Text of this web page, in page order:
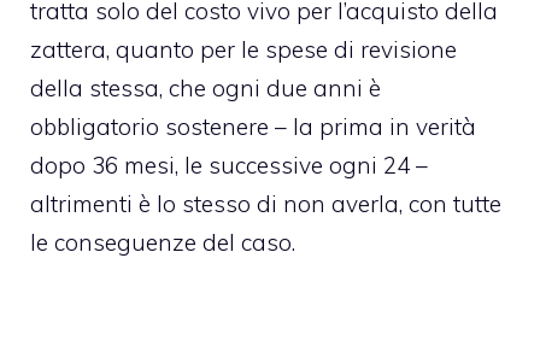
tratta solo del costo vivo per l’acquisto della
zattera, quanto per le spese di revisione
della stessa, che ogni due anni è
obbligatorio sostenere – la prima in verità
dopo 36 mesi, le successive ogni 24 –
altrimenti è lo stesso di non averla, con tutte
le conseguenze del caso.